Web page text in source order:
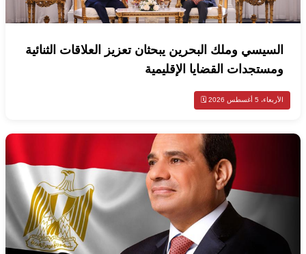
السيسي وملك البحرين يبحثان تعزيز العلاقات الثنائية
ومستجدات القضايا الإقليمية
الأربعاء، 5 أغسطس 2026 🗓️